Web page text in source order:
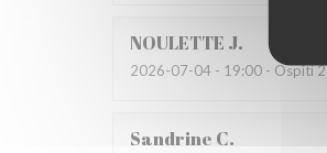
NOULETTE J
2026-07-04 - 19:00 - Ospiti 2
Sandrine C